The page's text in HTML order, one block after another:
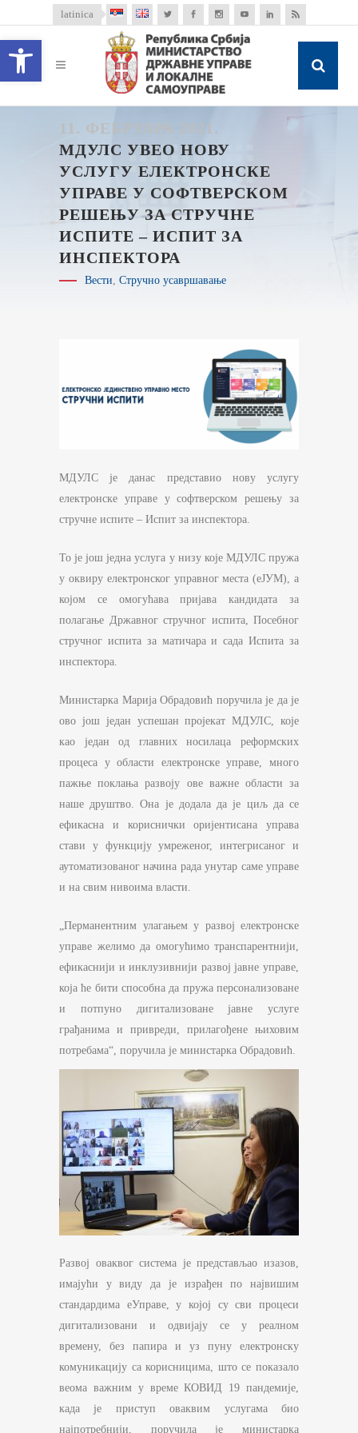
Open toolbar
latinica
11. ФЕБРУАРА 2021.
МДУЛС УВЕО НОВУ
УСЛУГУ ЕЛЕКТРОНСКЕ
УПРАВЕ У СОФТВЕРСКОМ
РЕШЕЊУ ЗА СТРУЧНЕ
ИСПИТЕ – ИСПИТ ЗА
ИНСПЕКТОРА
Вести, Стручно усавршавање
МДУЛС је данас представио нову услугу
електронске управе у софтверском решењу за
стручне испите – Испит за инспектора.
То је још једна услуга у низу које МДУЛС пружа
у оквиру електронског управног места (еЈУМ), а
којом се омогућава пријава кандидата за
полагање Државног стручног испита, Посебног
стручног испита за матичара и сада Испита за
инспектора.
Министарка Марија Обрадовић поручила је да је
ово још један успешан пројекат МДУЛС, које
као један од главних носилаца реформских
процеса у области електронске управе, много
пажње поклања развоју ове важне области за
наше друштво. Она је додала да је циљ да се
ефикасна и кориснички оријентисана управа
стави у функцију умреженог, интегрисаног и
аутоматизованог начина рада унутар саме управе
и на свим нивоима власти.
„Перманентним улагањем у развој електронске
управе желимо да омогућимо транспарентнији,
ефикаснији и инклузивнији развој јавне управе,
која ће бити способна да пружа персонализоване
и потпуно дигитализоване јавне услуге
грађанима и привреди, прилагођене њиховим
потребама“, поручила је министарка Обрадовић.
Развој оваквог система је представљао изазов,
имајући у виду да је израђен по највишим
стандардима еУправе, у којој су сви процеси
дигитализовани и одвијају се у реалном
времену, без папира и уз пуну електронску
комуникацију са корисницима, што се показало
веома важним у време КОВИД 19 пандемије,
када је приступ оваквим услугама био
најпотребнији, поручила је министарка